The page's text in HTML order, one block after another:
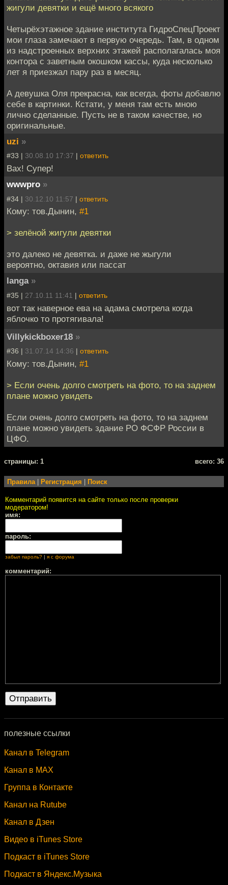
жигули девятки и ещё много всякого
Четырёхэтажное здание института ГидроСпецПроект
мои глаза замечают в первую очередь. Там, в одном
из надстроенных верхних этажей располагалась моя
контора с заветным окошком кассы, куда несколько
лет я приезжал пару раз в месяц.
А девушка Оля прекрасна, как всегда, фоты добавлю
себе в картинки. Кстати, у меня там есть мною
лично сделанные. Пусть не в таком качестве, но
оригинальные.
uzi »
#33 | 30.08.10 17:37 | ответить
Вах! Супер!
wwwpro »
#34 | 30.12.10 11:57 | ответить
Кому: тов.Дынин, #1
> зелёной жигули девятки
это далеко не девятка. и даже не жыгули
вероятно, октавия или пассат
langa »
#35 | 27.10.11 11:41 | ответить
вот так наверное ева на адама смотрела когда
яблочко то протягивала!
Villykickboxer18 »
#36 | 31.07.14 14:36 | ответить
Кому: тов.Дынин, #1
> Если очень долго смотреть на фото, то на заднем
плане можно увидеть
Если очень долго смотреть на фото, то на заднем
плане можно увидеть здание РО ФСФР России в
ЦФО.
cтраницы: 1 всего: 36
Правила| Регистрация Поиск
Комментарий появится на сайте только после проверки
модератором!
имя:
пароль:
забыл пароль? | я с форума
комментарий:
полезные ссылки
Канал в Telegram
Канал в MAX
Группа в Контакте
Канал на Rutube
Канал в Дзен
Видео в iTunes Store
Подкаст в iTunes Store
Подкаст в Яндекс.Музыка